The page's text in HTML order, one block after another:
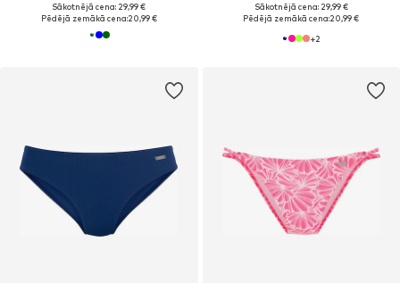
Sākotnējā cena: 29,99 €
Pēdējā zemākā cena:20,99 €
Sākotnējā cena: 29,99 €
Pēdējā zemākā cena:20,99 €
+2